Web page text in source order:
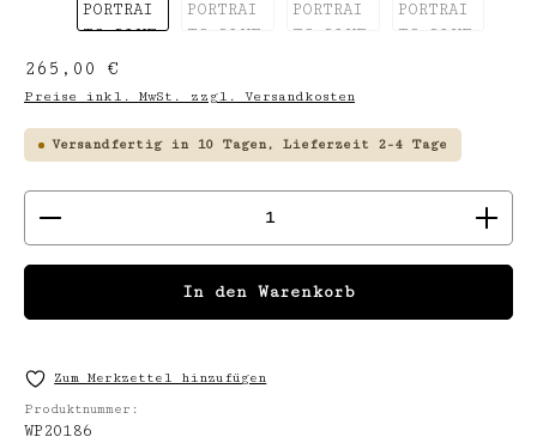
Regulärer Preis:
265,00 €
Preise inkl. MwSt. zzgl. Versandkosten
Versandfertig in 10 Tagen, Lieferzeit 2-4 Tage
Produkt Anzahl: Gib den gewünschten
In den Warenkorb
Zum Merkzettel hinzufügen
Produktnummer:
WP20186